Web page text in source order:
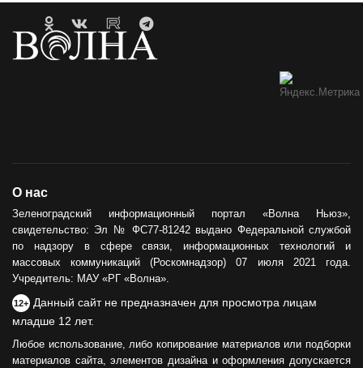
О нас
Зеленоградский информационный портал «Волна Ньюз»,
свидетельство: Эл № ФС77-81242 выдано Федеральной службой
по надзору в сфере связи, информационных технологий и
массовых коммуникаций (Роскомнадзор) 07 июля 2021 года.
Учредитель: МАУ «РГ «Волна».
12+ Данный сайт не предназначен для просмотра лицам
младше 12 лет.
Любое использование, либо копирование материалов или подборки
материалов сайта, элементов дизайна и оформления допускается